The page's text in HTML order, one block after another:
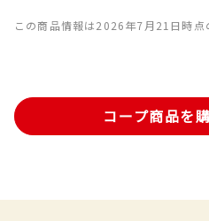
この商品情報は2026年7月21日時点
コープ商品を